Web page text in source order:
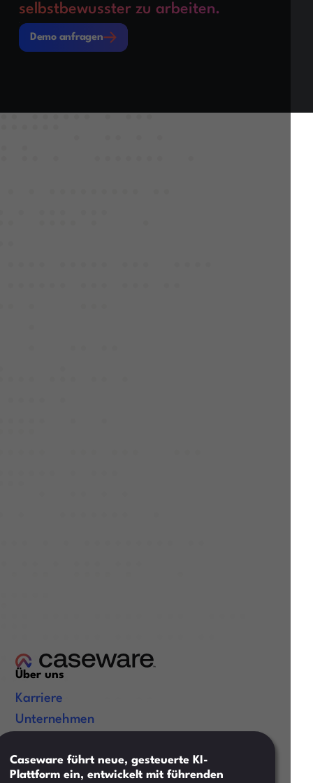
selbstbewusster zu arbeiten.
Demo anfragen
Demo anfragen
Über uns
Karriere
Unternehmen
Nützliche Links
Caseware führt neue, gesteuerte KI-
Plattform ein, entwickelt mit führenden